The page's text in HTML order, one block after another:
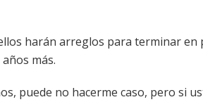
harán arreglos para terminar en
más.
puede no hacerme caso, pero si